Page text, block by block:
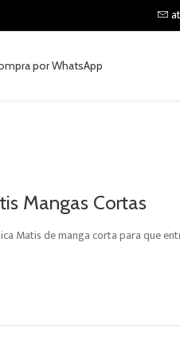
por WhatsApp
Mangas Cortas
Matis de manga corta para que